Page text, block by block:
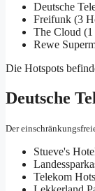
Deutsche
Freifunk (3
The Cloud
Rewe
Die Hotspots
Deutsche
Der
Stueve's
Telekom